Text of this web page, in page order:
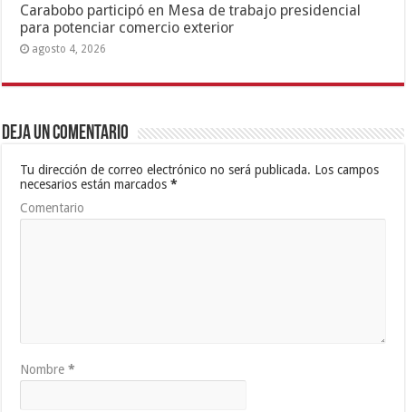
Carabobo participó en Mesa de trabajo presidencial
para potenciar comercio exterior
agosto 4, 2026
Deja un comentario
Tu dirección de correo electrónico no será publicada. Los campos
necesarios están marcados*
Comentario
Nombre*